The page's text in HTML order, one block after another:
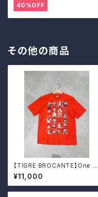
40%OFF
その他の商品
【TIGRE BROCANTE】One W
orld 半袖Tシャツ
¥11,000